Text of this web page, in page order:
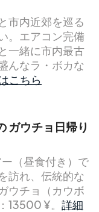
市内近郊を巡る
。エアコン完備
一緒に市内最古
んなラ・ボカな
こちら
ガウチョ日帰り
（昼食付き）で
訪れ、伝統的な
ウチョ（カウボ
13500 ¥。 詳細